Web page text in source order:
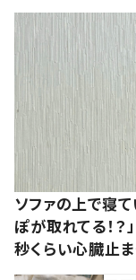
ソファの上で寝
ぽが取れてる！？
秒くらい心臓止ま